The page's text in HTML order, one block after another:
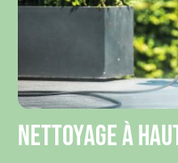
Nettoyage à